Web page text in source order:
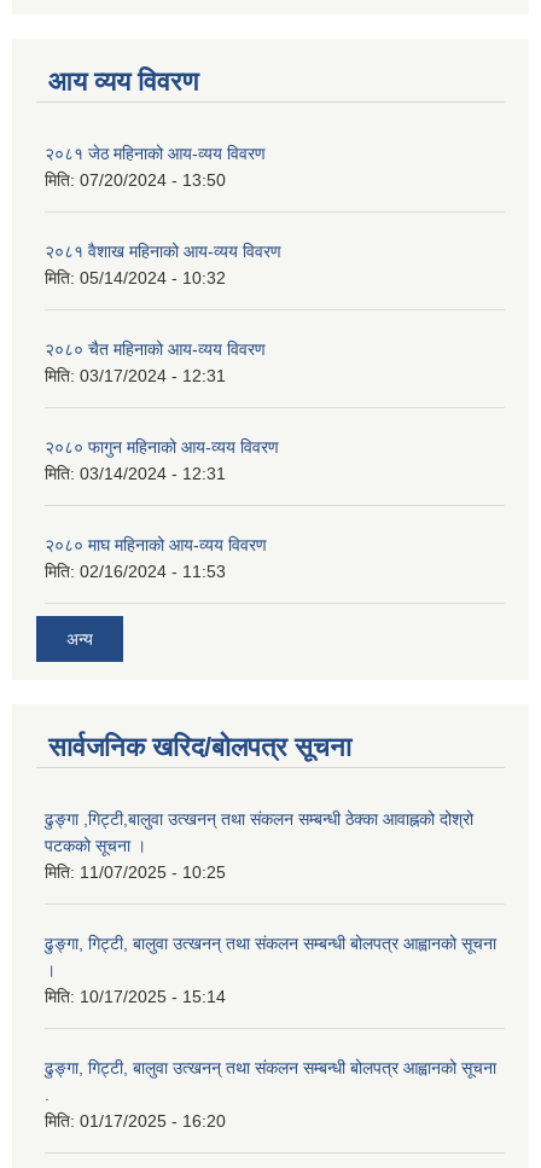
आय व्यय विवरण
२०८१ जेठ महिनाको आय-व्यय विवरण
मिति: 07/20/2024 - 13:50
२०८१ वैशाख महिनाको आय-व्यय विवरण
मिति: 05/14/2024 - 10:32
२०८० चैत महिनाको आय-व्यय विवरण
मिति: 03/17/2024 - 12:31
२०८० फागुन महिनाको आय-व्यय विवरण
मिति: 03/14/2024 - 12:31
२०८० माघ महिनाको आय-व्यय विवरण
मिति: 02/16/2024 - 11:53
अन्य
सार्वजनिक खरिद/बोलपत्र सूचना
ढुङ्गा ,गिट्टी,बालुवा उत्खनन् तथा संकलन सम्बन्धी ठेक्का आवाह्नको दोश्रो
पटकको सूचना ।
मिति: 11/07/2025 - 10:25
ढुङ्गा, गिट्टी, बालुवा उत्खनन् तथा संकलन सम्बन्धी बोलपत्र आह्वानको सूचना
।
मिति: 10/17/2025 - 15:14
ढुङ्गा, गिट्टी, बालुवा उत्खनन् तथा संकलन सम्बन्धी बोलपत्र आह्वानको सूचना
.
मिति: 01/17/2025 - 16:20